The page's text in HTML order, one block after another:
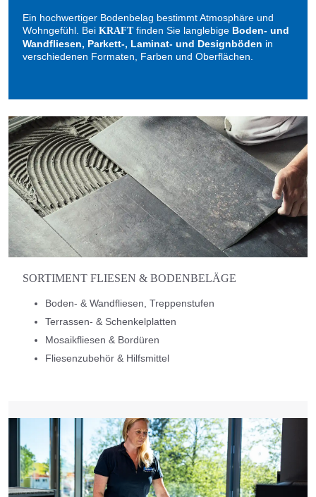
Ein hochwertiger Bodenbelag bestimmt Atmosphäre und
Wohngefühl. Bei KRAFTfinden Sie langlebige Boden- und
Wandfliesen, Parkett-, Laminat- und Designböden in
verschiedenen Formaten, Farben und Oberflächen.
SORTIMENT FLIESEN & BODENBELÄGE
Boden- & Wandfliesen, Treppenstufen
Terrassen- & Schenkelplatten
Mosaikfliesen & Bordüren
Fliesenzubehör & Hilfsmittel